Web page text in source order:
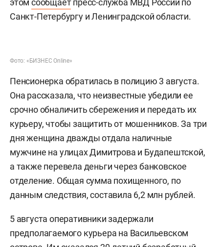
что он в качестве курьера телефонных
мошенников забрал у 84-летней пенсионерки
более 6 млн рублей, которые она передала и
перевела якобы для «спасения накоплений». Об
этомсообщаетпресс-служба МВД России по
Санкт-Петербургу и Ленинградской области.